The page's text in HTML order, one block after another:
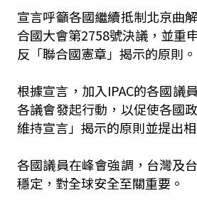
宣言呼籲各國繼續抵制北京曲
合國大會第2758號決議，並重
反「聯合國憲章」揭示的原則。
根據宣言，加入IPAC的各國議
各議會發起行動，以促使各國
維持宣言」揭示的原則並提出
各國議員在峰會強調，台灣及
穩定，對全球安全至關重要。